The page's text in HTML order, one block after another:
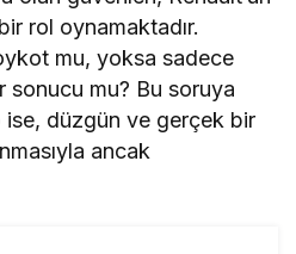
rol oynamaktadır.
mu, yoksa sadece
sonucu mu? Bu soruya
düzgün ve gerçek bir
ancak